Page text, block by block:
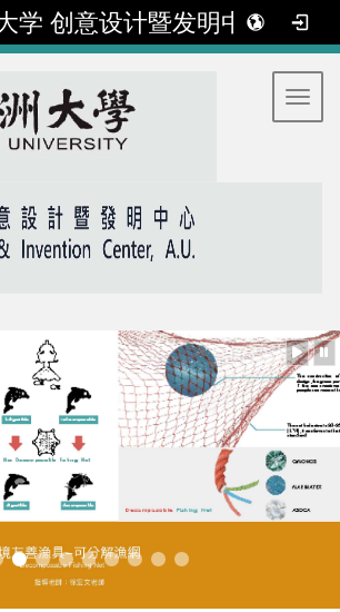
学 创意设计暨发明中心